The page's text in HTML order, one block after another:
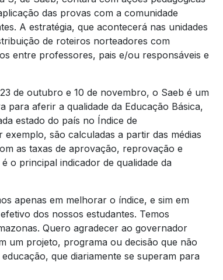
das provas com a comunidade
A estratégia, que acontecerá nas unidades
de roteiros norteadores com
entre professores, pais e/ou responsáveis e
de outubro e 10 de novembro, o Saeb é um
para aferir a qualidade da Educação Básica,
estado do país no Índice de
são calculadas a partir das médias
as taxas de aprovação, reprovação e
o principal indicador de qualidade da
apenas em melhorar o índice, e sim em
dos nossos estudantes. Temos
Quero agradecer ao governador
um projeto, programa ou decisão que não
que diariamente se superam para